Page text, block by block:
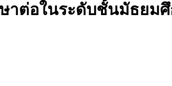
าต่อในระดับชั้นมัธยม